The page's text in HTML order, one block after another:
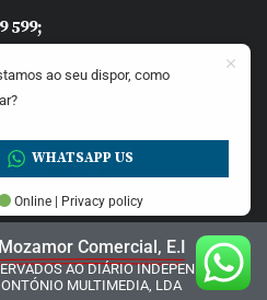
599;
Mozamor Comercial, E.I
AO DIÁRIO INDEPENDENTE |
MULTIMEDIA, LDA
ao seu dispor, como
WHATSAPP US
Online | Privacy policy